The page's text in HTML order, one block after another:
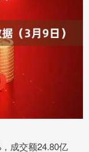
成交额24.80亿